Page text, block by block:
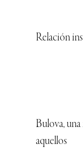
Relación
Bulova,
aquellos